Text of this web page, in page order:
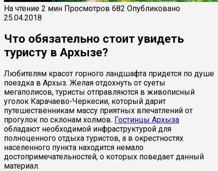
На чтение 2 мин Просмотров 682 Опубликовано
25.04.2018
Что обязательно стоит увидеть
туристу в Архызе?
Любителям красот горного ландшафта придется по душе
поездка в Архыз. Желая отдохнуть от суеты
мегаполисов, туристы отправляются в живописный
уголок Карачаево-Черкесии, который дарит
путешественникам массу приятных впечатлений от
прогулок по склонам холмов. Гостинцы Архыза
обладают необходимой инфраструктурой для
полноценного отдыха туристов, а в окрестностях
населенного пункта находится немало
достопримечательностей, о которых поведает данный
материал.